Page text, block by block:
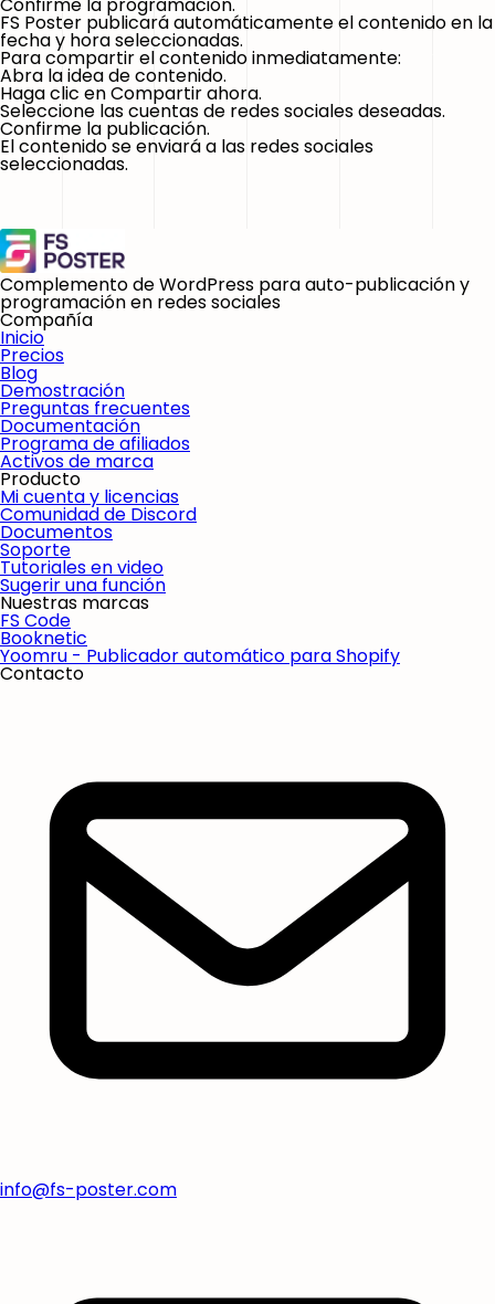
FS Poster publicará automáticamente el contenido en la
fecha y hora seleccionadas.
Para compartir el contenido inmediatamente:
Abra la idea de contenido.
Haga clic enCompartir ahora.
Seleccione las cuentas de redes sociales deseadas.
Confirme la publicación.
El contenido se enviará a las redes sociales
seleccionadas.
Complemento de WordPress para auto-publicación y
programación en redes sociales
Compañía
Inicio
Precios
Blog
Demostración
Preguntas frecuentes
Documentación
Programa de afiliados
Activos de marca
Producto
Mi cuenta y licencias
Comunidad de Discord
Documentos
Soporte
Tutoriales en video
Sugerir una función
Nuestras marcas
FS Code
Booknetic
Yoomru - Publicador automático para Shopify
Contacto
info@fs-poster.com